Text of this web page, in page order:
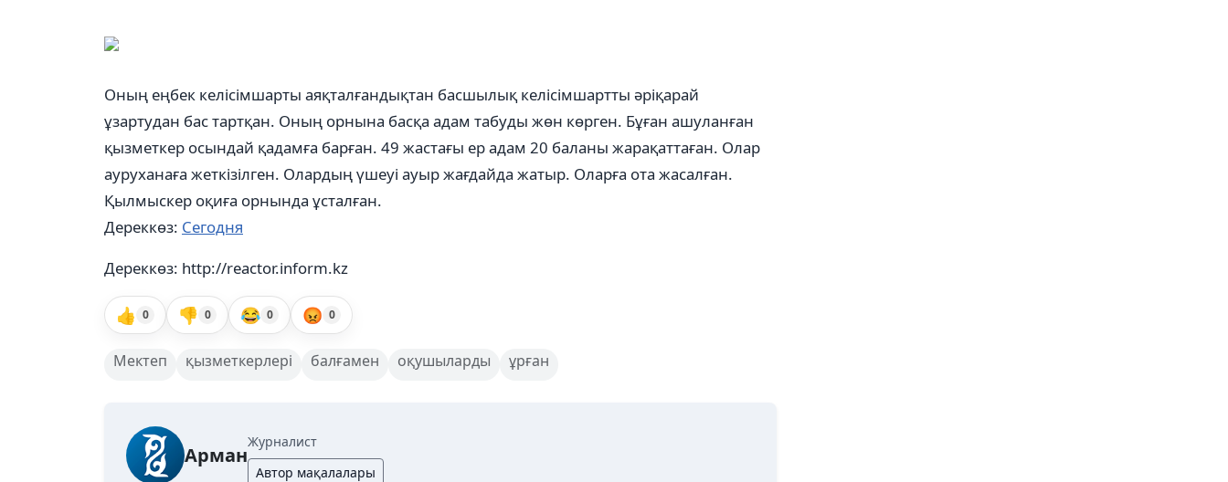
Оның еңбек келісімшарты аяқталғандықтан басшылық келісімшартты әріқарай
ұзартудан бас тартқан. Оның орнына басқа адам табуды жөн көрген. Бұған ашуланған
қызметкер осындай қадамға барған. 49 жастағы ер адам 20 баланы жарақаттаған. Олар
ауруханаға жеткізілген. Олардың үшеуі ауыр жағдайда жатыр. Оларға ота жасалған.
Қылмыскер оқиға орнында ұсталған.
Дереккөз: Сегодня
Дереккөз: http://reactor.inform.kz
👍 0 👎 0 😂 0 😡 0
Мектеп қызметкерлері балғамен оқушыларды ұрған
Арман
Журналист
Автор мақалалары